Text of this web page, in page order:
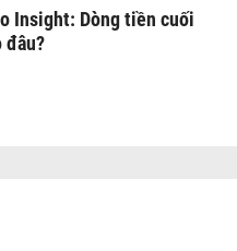
Insight: Dòng tiền cuối
đâu?